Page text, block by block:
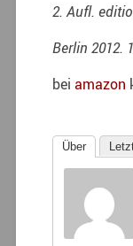
2. Aufl.
Berlin 2012.
beiamazon
Über